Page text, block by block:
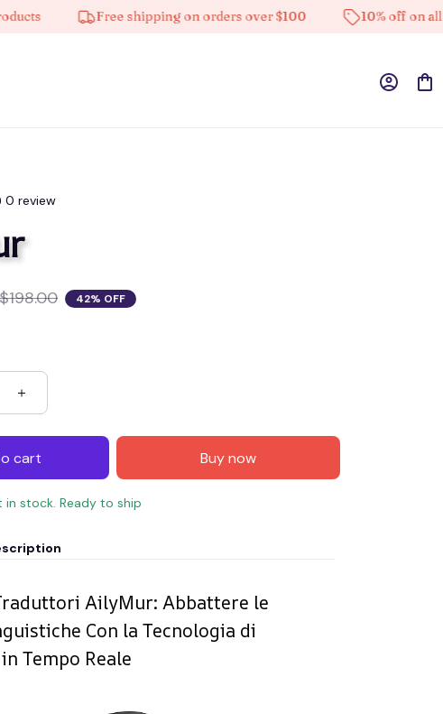
Free shipping on orders over $100 10% off on all
0 review
$198.00 42% OFF
cart Buy now
in stock. Ready to ship
AilyMur: Abbattere le
Con la Tecnologia di
Tempo Reale